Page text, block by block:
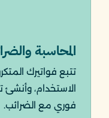
المحاسبة
تتبع فواتيرك
الاستخدام، وأنشئ
فوري مع الضرائب.